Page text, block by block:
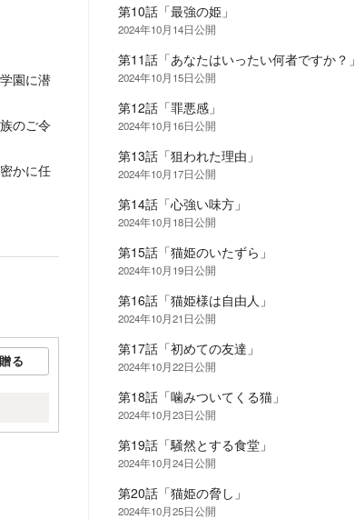
園に潜
のご令
かに任
る
第10話「最強の姫」
2024年10月14日公開
第11話「あなたはいったい何者ですか？」
2024年10月15日公開
第12話「罪悪感」
2024年10月16日公開
第13話「狙われた理由」
2024年10月17日公開
第14話「心強い味方」
2024年10月18日公開
第15話「猫姫のいたずら」
2024年10月19日公開
第16話「猫姫様は自由人」
2024年10月21日公開
第17話「初めての友達」
2024年10月22日公開
第18話「噛みついてくる猫」
2024年10月23日公開
第19話「騒然とする食堂」
2024年10月24日公開
第20話「猫姫の脅し」
2024年10月25日公開